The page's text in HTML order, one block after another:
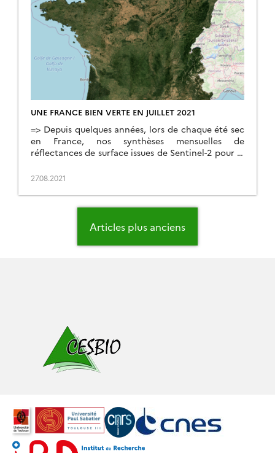
UNE FRANCE BIEN VERTE EN JUILLET 2021
=> Depuis quelques années, lors de chaque été sec
en France, nos synthèses mensuelles de
réflectances de surface issues de Sentinel-2 pour le
ne sera probablement pas le cas cette année, car
raison de […]
27.08.2021
Articles plus anciens